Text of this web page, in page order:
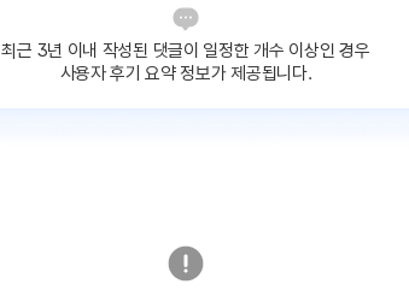
최근 3년 이내 작성된 댓글이 일정한 개수 이상인 경우
사용자 후기 요약 정보가 제공됩니다.